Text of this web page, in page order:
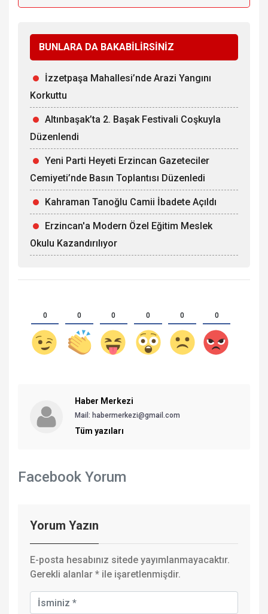
BUNLARA DA BAKABİLİRSİNİZ
İzzetpaşa Mahallesi’nde Arazi Yangını
Korkuttu
Altınbaşak’ta 2. Başak Festivali Coşkuyla
Düzenlendi
Yeni Parti Heyeti Erzincan Gazeteciler
Cemiyeti’nde Basın Toplantısı Düzenledi
Kahraman Tanoğlu Camii İbadete Açıldı
Erzincan'a Modern Özel Eğitim Meslek
Okulu Kazandırılıyor
0 0 0 0 0 0
Haber Merkezi
Mail: habermerkezi@gmail.com
Tüm yazıları
Facebook Yorum
Yorum Yazın
E-posta hesabınız sitede yayımlanmayacaktır.
Gerekli alanlar * ile işaretlenmişdir.